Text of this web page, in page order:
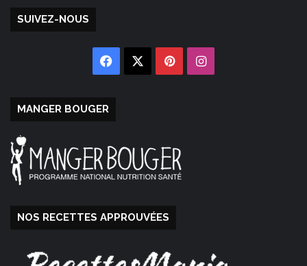
SUIVEZ-NOUS
Facebook PinterestInstagram
MANGER BOUGER
NOS RECETTES APPROUVÉES